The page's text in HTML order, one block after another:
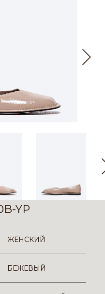
YP
ЖЕНСКИЙ
БЕЖЕВЫЙ